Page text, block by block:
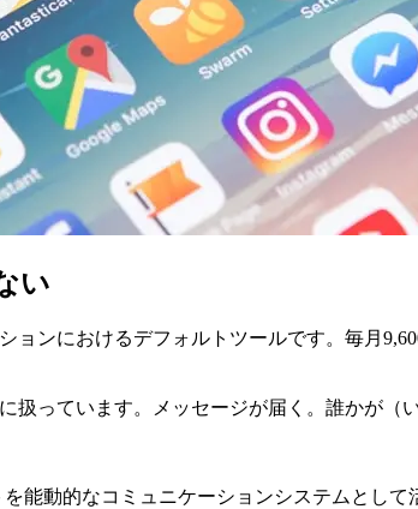
い
ョンにおけるデフォルトツールです。毎月
扱っています。メッセージが届く。誰かが（
能動的なコミュニケーションシステムとし